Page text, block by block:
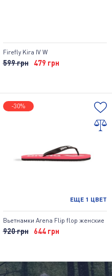
Firefly Kira IV W
599 грн 479 грн
-30%
ЕЩЕ 1 ЦВЕТ
Вьетнамки Arena Flip flop женские
920 грн 644 грн